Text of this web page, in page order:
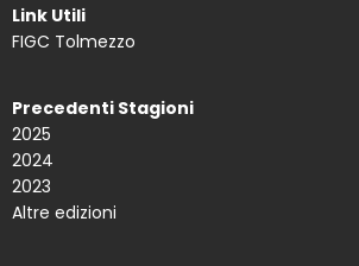
Link Utili
FIGC Tolmezzo
Precedenti Stagioni
2025
2024
2023
Altre edizioni